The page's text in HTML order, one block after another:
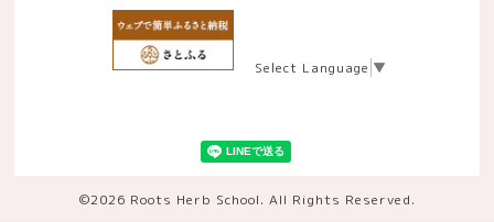
Select Language ▼
©2026 Roots Herb School. All Rights Reserved.